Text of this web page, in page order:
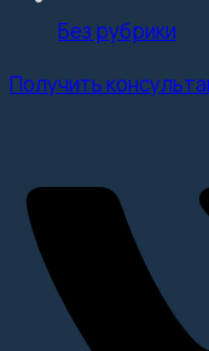
Без рубрики
Получить